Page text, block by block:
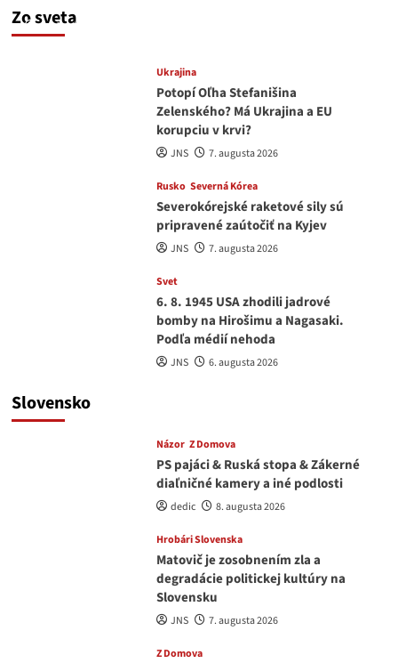
Zo sveta
medvedar
Ukrajina
Potopí Oľha Stefanišina
Zelenského? Má Ukrajina a EU
korupciu v krvi?
JNS 7. augusta 2026
Rusko Severná Kórea
Severokórejské raketové sily sú
pripravené zaútočiť na Kyjev
JNS 7. augusta 2026
Svet
6. 8. 1945 USA zhodili jadrové
bomby na Hirošimu a Nagasaki.
Podľa médií nehoda
JNS 6. augusta 2026
Slovensko
Názor Z Domova
PS pajáci & Ruská stopa & Zákerné
diaľničné kamery a iné podlosti
dedic 8. augusta 2026
Hrobári Slovenska
Matovič je zosobnením zla a
degradácie politickej kultúry na
Slovensku
JNS 7. augusta 2026
Z Domova